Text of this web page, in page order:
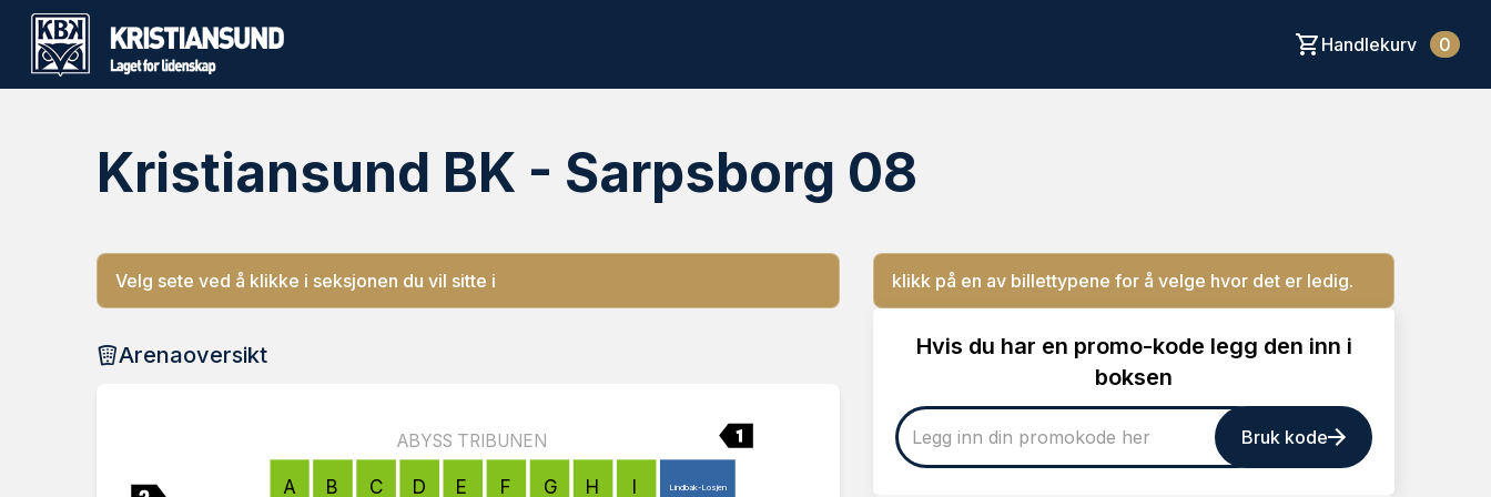
Handlekurv 0
Kristiansund BK - Sarpsborg 08
Velg sete ved å klikke i seksjonen du vil sitte i
Arenaoversikt
A B C D E F G H I Lindbak-Losjen
ABYSS TRIBUNEN
klikk på en av billettypene for å velge hvor det er ledig.
Hvis du har en promo-kode legg den inn i
boksen
Bruk kode